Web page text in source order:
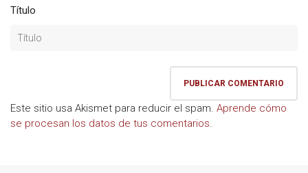
Título
Este sitio usa Akismet para reducir el spam. Aprende cómo
se procesan los datos de tus comentarios.